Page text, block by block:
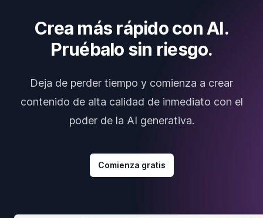
Crea más rápido con AI.
Pruébalo sin riesgo.
Deja de perder tiempo y comienza a crear
contenido de alta calidad de inmediato con el
poder de la AI generativa.
Comienza gratis